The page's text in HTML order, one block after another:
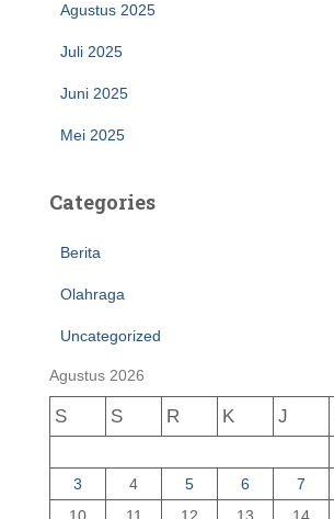
Agustus 2025
Juli 2025
Juni 2025
Mei 2025
Categories
Berita
Olahraga
Uncategorized
Agustus 2026
S S R K J
3
4 5 6 7